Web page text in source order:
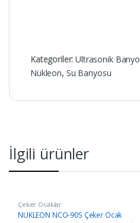
Kategoriler:Ultrasonik Banyo
Nükleon, Su Banyosu
İlgili ürünler
Çeker Ocaklar
NÜKLEON NCO-90S Çeker Ocak